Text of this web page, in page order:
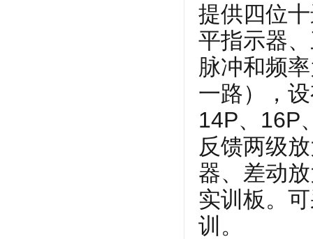
提供四位
平指示器
脉冲和频
一路），
14P、16P
反馈两级
器、差动
实训板。
训。